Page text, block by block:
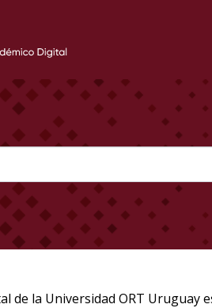
de la Universidad ORT